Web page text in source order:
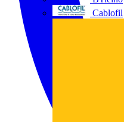
Cablofil